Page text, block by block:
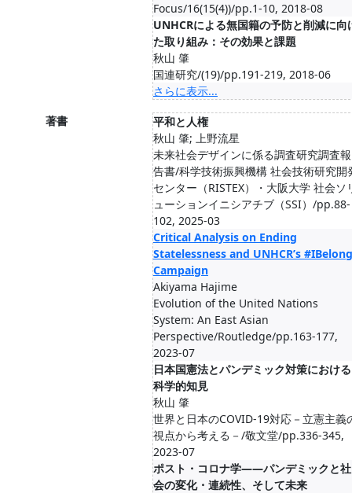
Focus/16(15(4))/pp.1-10, 2018-08
UNHCRによる無国籍の予防と削減に向
た取り組み：その効果と課題
秋山 肇
国連研究/(19)/pp.191-219, 2018-06
さらに表示...
著書
平和と人権
秋山 肇; 上野流星
未来社会デザインに係る調査研究調査報
告書/科学技術振興機構 社会技術研究開
センター（RISTEX）・大阪大学 社会ソ
ューションイニシアチブ（SSI）/pp.88-
102, 2025-03
Critical Analysis on Ending
Statelessness and UNHCR’s #IBelong
Campaign
Akiyama Hajime
Evolution of the United Nations
System: An East Asian
Perspective/Routledge/pp.163-177,
2023-07
日本国憲法とパンデミック対策における
科学的知見
秋山 肇
世界と日本のCOVID-19対応－立憲主義
視点から考える－/敬文堂/pp.336-345,
2023-07
ポスト・コロナ学――パンデミックと社
会の変化・連続性、そして未来